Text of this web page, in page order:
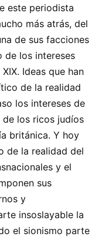
este periodista
más atrás, del
de sus facciones
de los intereses
Ideas que han
de la realidad
los intereses de
de los ricos judíos
británica. Y hoy
de la realidad del
y el
sus
y
insoslayable la
el sionismo parte